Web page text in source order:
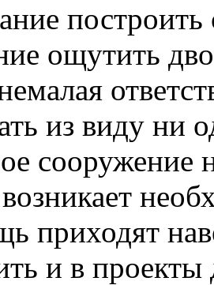
построить
ощутить
из виду ни
сооружение
возникает
приходят
и в